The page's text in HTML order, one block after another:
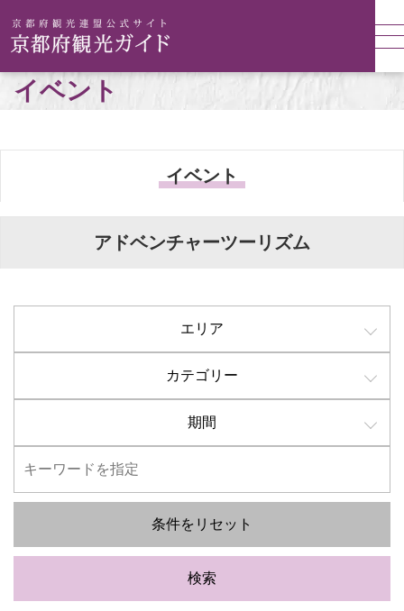
イベント
イベント
アドベンチャーツーリズム
エリア
カテゴリー
期間
条件をリセット
検索